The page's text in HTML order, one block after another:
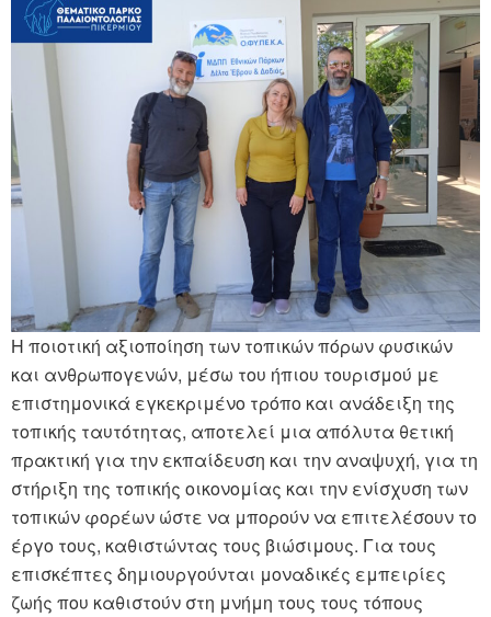
Η ποιοτική αξιοποίηση των τοπικών πόρων φυσικών
και ανθρωπογενών, μέσω του ήπιου τουρισμού με
επιστημονικά εγκεκριμένο τρόπο και ανάδειξη της
τοπικής ταυτότητας, αποτελεί μια απόλυτα θετική
πρακτική για την εκπαίδευση και την αναψυχή, για τη
στήριξη της τοπικής οικονομίας και την ενίσχυση των
τοπικών φορέων ώστε να μπορούν να επιτελέσουν το
έργο τους, καθιστώντας τους βιώσιμους. Για τους
επισκέπτες δημιουργούνται μοναδικές εμπειρίες
ζωής που καθιστούν στη μνήμη τους τους τόπους